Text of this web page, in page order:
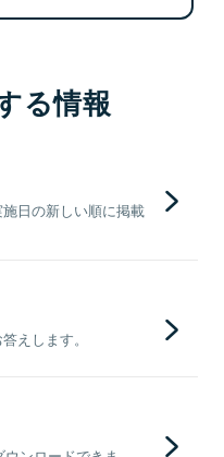
る情報
日の新しい順に掲載
えします。